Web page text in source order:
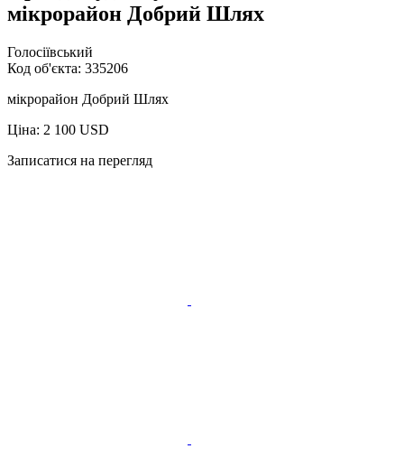
мікрорайон Добрий Шлях
Голосіївський
Код об'єкта: 335206
мікрорайон Добрий Шлях
Ціна: 2 100 USD
Записатися на перегляд